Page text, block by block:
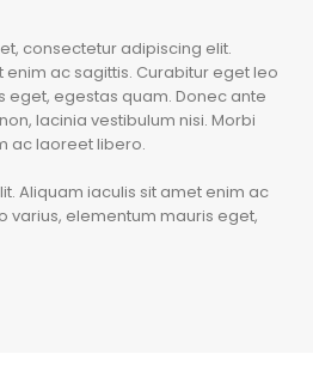
consectetur adipiscing elit.
enim ac sagittis. Curabitur eget leo
eget, egestas quam. Donec ante
lacinia vestibulum nisi. Morbi
ac laoreet libero.
Aliquam iaculis sit amet enim ac
varius, elementum mauris eget,